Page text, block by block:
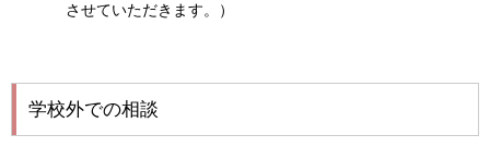
させていただきます。）
学校外での相談